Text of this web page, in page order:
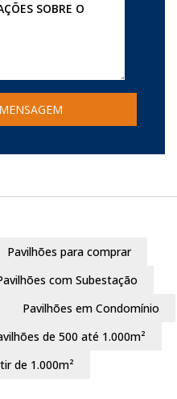
Pavilhões para comprar
com Subestação
Pavilhões em Condomínio
de 500 até 1.000m²
de 1.000m²